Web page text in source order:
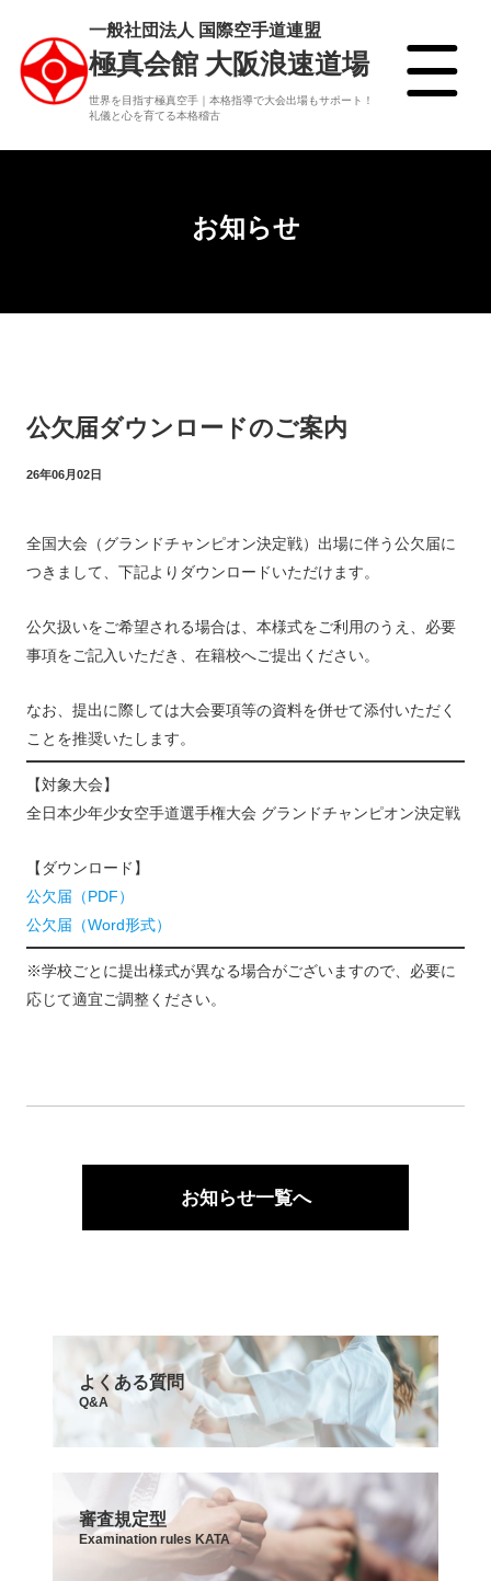
一般社団法人 国際空手道連盟
極真会館 大阪浪速道場
世界を目指す極真空手｜本格指導で大会出場もサポート！
礼儀と心を育てる本格稽古
お知らせ
公欠届ダウンロードのご案内
26年06月02日
全国大会（グランドチャンピオン決定戦）出場に伴う公欠届に
つきまして、下記よりダウンロードいただけます。
公欠扱いをご希望される場合は、本様式をご利用のうえ、必要
事項をご記入いただき、在籍校へご提出ください。
なお、提出に際しては大会要項等の資料を併せて添付いただく
ことを推奨いたします。
【対象大会】
全日本少年少女空手道選手権大会 グランドチャンピオン決定戦
【ダウンロード】
公欠届（PDF）
公欠届（Word形式）
※学校ごとに提出様式が異なる場合がございますので、必要に
応じて適宜ご調整ください。
お知らせ一覧へ
よくある質問
Q&A
審査規定型
Examination rules KATA